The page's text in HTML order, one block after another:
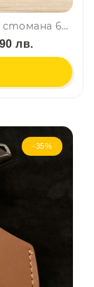
Сгъваем ловен нож FLOWER of LIFE, стомана 65х13, дървена дръжка орех и кобур за колан
лв.
-35%